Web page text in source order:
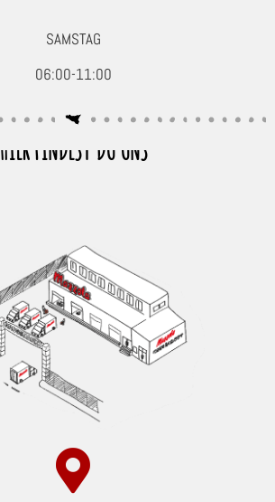
SAMSTAG
06:00-11:00
HIER FINDEST DU UNS